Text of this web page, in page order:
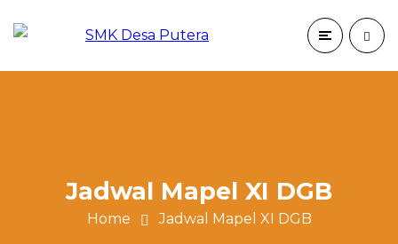
Jadwal Mapel XI DGB
Home Jadwal Mapel XI DGB